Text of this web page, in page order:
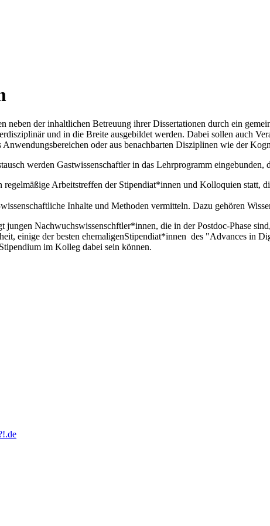
neben der inhaltlichen Betreuung ihrer Dissertationen durch ein
und in die Breite ausgebildet werden. Dabei sollen auch
oder aus benachbarten Disziplinen wie der
werden Gastwissenschaftler in das Lehrprogramm
Arbeitstreffen der Stipendiat*innen und Kolloquien statt,
Inhalte und Methoden vermitteln. Dazu gehören
jungen Nachwuchswissenschftler*innen, die in der Postdoc-Phase
einige der besten ehemaligenStipendiat*innen des "Advances in
im Kolleg dabei sein können.
.de